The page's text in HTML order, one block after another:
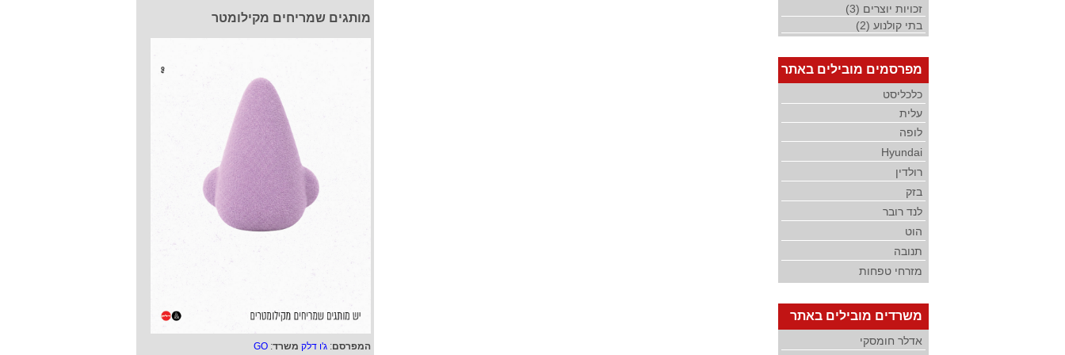
מותגים שמריחים מקילומטר
המפרסם: ג'ו דלק משרד:
GO
זכויות יוצרים (3)
בתי קולנוע (2)
מפרסמים מובילים באתר
כלכליסט
עלית
לופה
Hyundai
רולדין
בזק
לנד רובר
הוט
תנובה
מזרחי טפחות
משרדים מובילים באתר
אדלר חומסקי